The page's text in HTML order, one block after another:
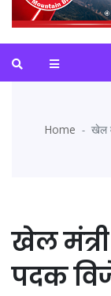
Home खेल
खेल
पदक